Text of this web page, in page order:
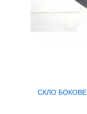
СКЛО БОКОВЕ